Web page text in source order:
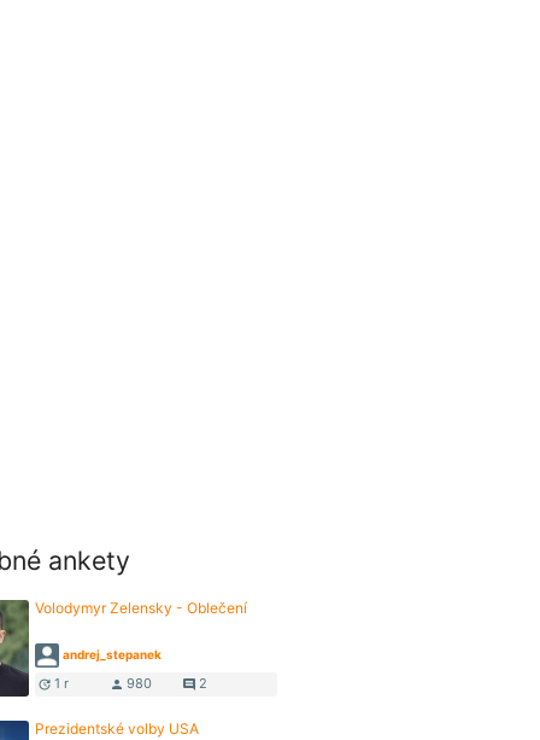
ankety
Volodymyr Zelensky - Oblečení
andrej_stepanek
update 1 r person 980 comment 2
Prezidentské volby USA